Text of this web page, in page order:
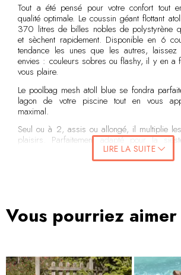
Tout a été pensé pour votre confort tout
qualité optimale. Le coussin géant flottant
370 litres de billes nobles de polystyrène
et sèchent rapidement. Disponible en 6
tendance les unes que les autres,
envies : couleurs sobres ou flashy, il y en a
vous plaire.
Le poolbag mesh atoll blue se fondra
lagon de votre piscine tout en vous
maximal.
Seul ou à 2, assis ou allongé, il multiplie
plaisirs. Parfaitement adapté pour la
surdoué dans les discussions à n’en plus
c’est un vrai caméléon. Il s’adapte à toutes les
contenant le garnissage en filet polyester.
A noter : pour tout achat d'une housse
défaut de fabrication ou d'une mauvaise
un dédommagement.
LIRE LA SUITE
Vous pourriez aimer